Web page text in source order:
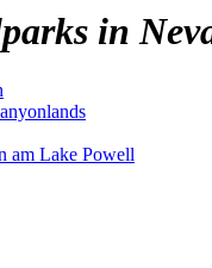
in
am Lake Powell